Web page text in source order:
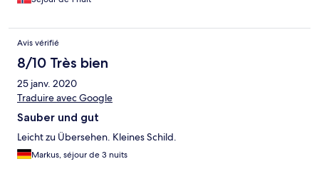
bra.
Avis vérifié
8/10 Très bien
25 janv. 2020
Traduire avec Google
Sauber und gut
Leicht zu Übersehen. Kleines Schild.
Markus, séjour de 3 nuits